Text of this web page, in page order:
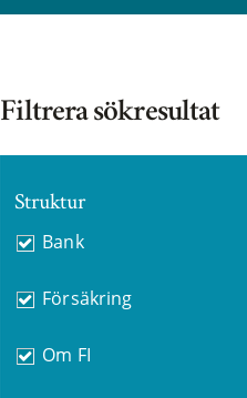
Filtrera sökresultat
Struktur
Bank
Försäkring
Om FI